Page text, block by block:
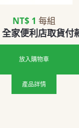
NT$ 1 每組
家便利店取貨付
放入購物車
產品詳情